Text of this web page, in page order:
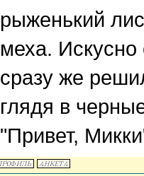
рыженький
меха.
сразу же
глядя в
"Привет,